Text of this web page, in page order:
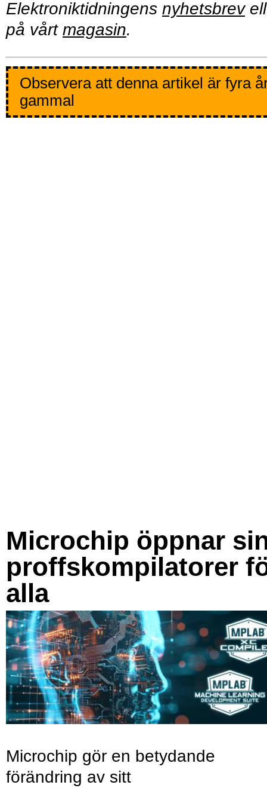
Elektroniktidningens nyhetsbrev
på vårt magasin.
Observera att denna artikel är fyra
gammal
Microchip öppnar
proffskompilatorer
alla
Microchip gör en betydande
förändring av sitt